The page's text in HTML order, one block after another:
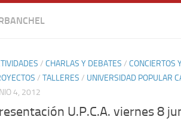
/ CHARLAS Y DEBATES / CONCIERTOS
/ TALLERES / UNIVERSIDAD POPULAR
4, 2012
U.P.C.A. viernes 8